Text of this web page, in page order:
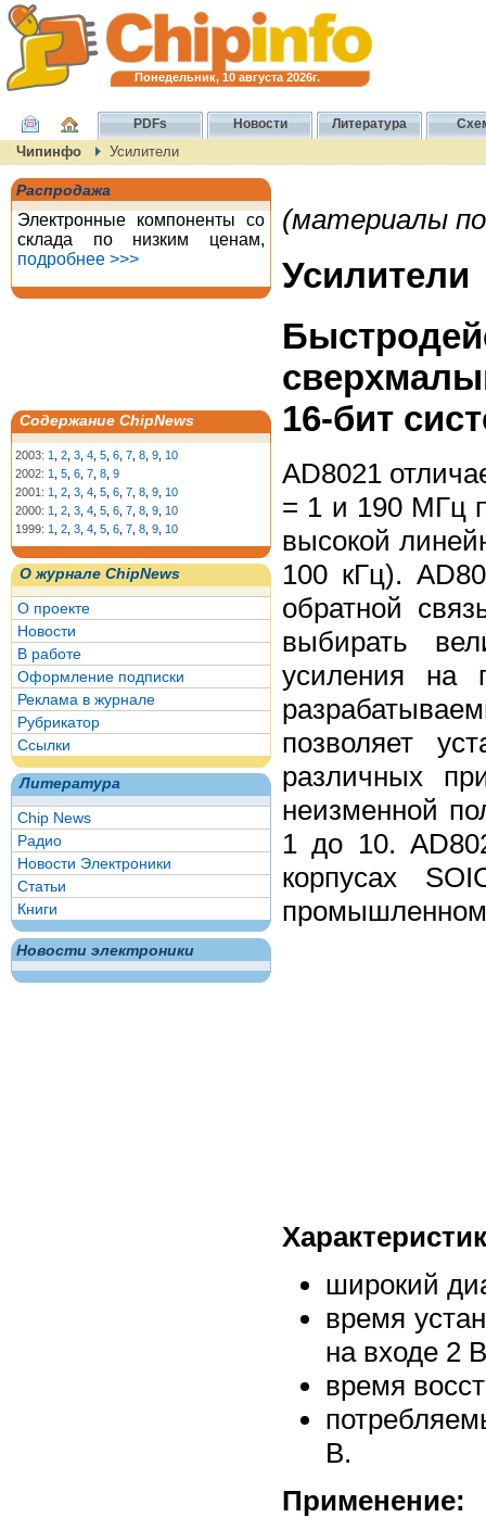
Понедельник, 10 августа 2026г.
PDFs Новости Литература
Чипинфо Усилители
Распродажа
Электронные компоненты со
склада по низким ценам,
подробнее >>>
Содержание ChipNews
2003: 1 2 3 4 5 6 7 8 9 10
2002: 1 5 6 7 8 9
2001: 1 2 3 4 5 6 7 8 9 10
2000: 1 2 3 4 5 6 7 8 9 10
1999: 1 2 3 4 5 6 7 8 9 10
О журнале ChipNews
О проекте
Новости
В работе
Оформление подписки
Реклама в журнале
Рубрикатор
Ссылки
Литература
Chip News
Радио
Новости Электроники
Статьи
Книги
Новости электроники
(материалы
Усилители
16-бит
AD8021
= 1 и 190 МГц
высокой
100 кГц).
обратной
выбирать
усиления на
позволяет
различных
неизменной
1 до 10.
корпусах
промышленном
широкий
время
на входе 2
время
В.
Применение: